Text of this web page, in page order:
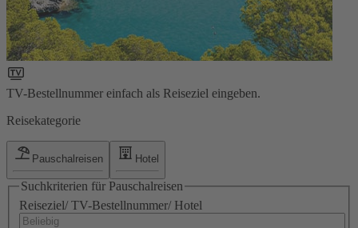
TV-Bestellnummer einfach als Reiseziel eingeben.
Reisekategorie
Pauschalreisen Hotel
Suchkriterien für Pauschalreisen
Reiseziel/ TV-Bestellnummer/ Hotel